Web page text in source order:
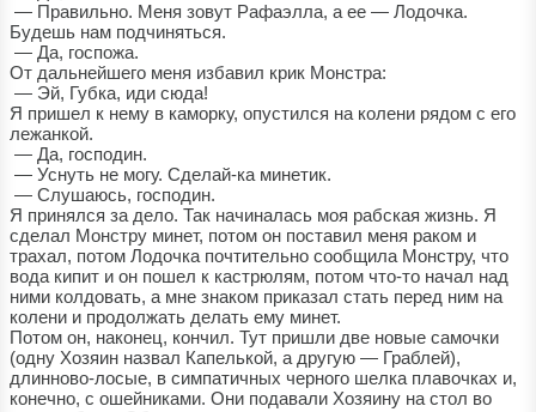
— Правильно. Меня зовут Рафаэлла, а ее — Лодочка.
Будешь нам подчиняться.
— Да, госпожа.
От дальнейшего меня избавил крик Монстра:
— Эй, Губка, иди сюда!
Я пришел к нему в каморку, опустился на колени рядом с его
лежанкой.
— Да, господин.
— Уснуть не могу. Сделай-ка минетик.
— Слушаюсь, господин.
Я принялся за дело. Так начиналась моя рабская жизнь. Я
сделал Монстру минет, потом он поставил меня раком и
трахал, потом Лодочка почтительно сообщила Монстру, что
вода кипит и он пошел к кастрюлям, потом что-то начал над
ними колдовать, а мне знаком приказал стать перед ним на
колени и продолжать делать ему минет.
Потом он, наконец, кончил. Тут пришли две новые самочки
(одну Хозяин назвал Капелькой, а другую — Граблей),
длинново-лосые, в симпатичных черного шелка плавочках и,
конечно, с ошейниками. Они подавали Хозяину на стол во